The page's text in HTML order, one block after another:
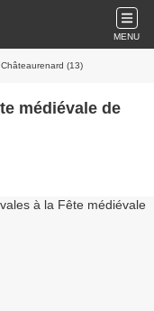
MENU
(13)
médiévale de